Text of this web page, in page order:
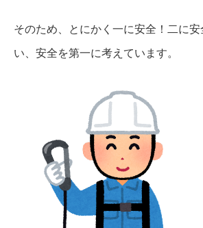
そのため、とにかく一に安全！二に
い、安全を第一に考えています。